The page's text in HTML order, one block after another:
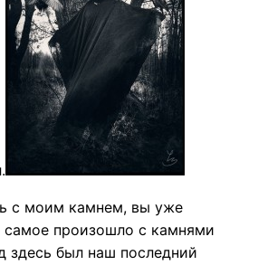
с моим камнем, вы уже
произошло с камнями
здесь был наш последний